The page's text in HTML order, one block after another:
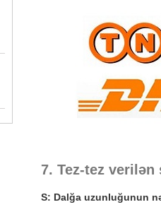
7. Tez-tez verilən
S: Dalğa uzunluğunun